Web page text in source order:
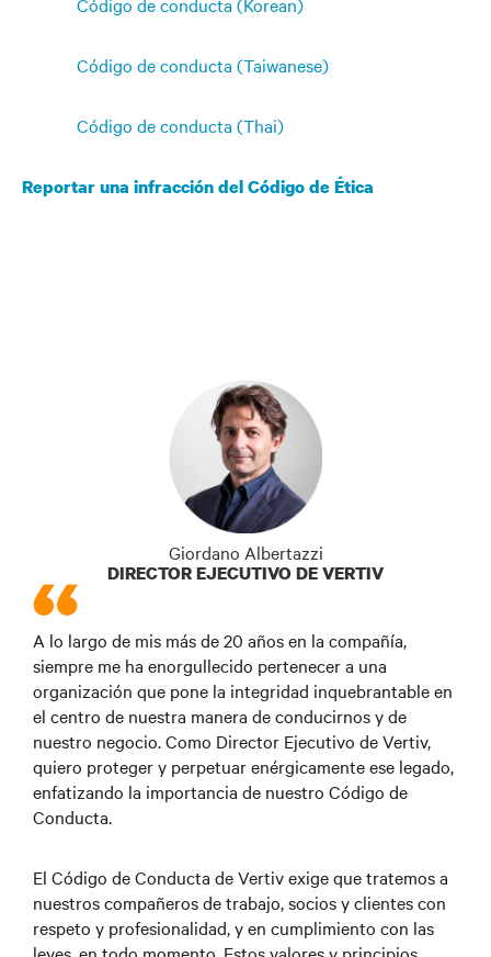
Código de conducta (Taiwanese)
Código de conducta (Thai)
Reportar una infracción del Código de Ética
Giordano Albertazzi
DIRECTOR EJECUTIVO DE VERTIV
A lo largo de mis más de 20 años en la compañía,
siempre me ha enorgullecido pertenecer a una
organización que pone la integridad inquebrantable en
el centro de nuestra manera de conducirnos y de
nuestro negocio. Como Director Ejecutivo de Vertiv,
quiero proteger y perpetuar enérgicamente ese legado,
enfatizando la importancia de nuestro Código de
Conducta.
El Código de Conducta de Vertiv exige que tratemos a
nuestros compañeros de trabajo, socios y clientes con
respeto y profesionalidad, y en cumplimiento con las